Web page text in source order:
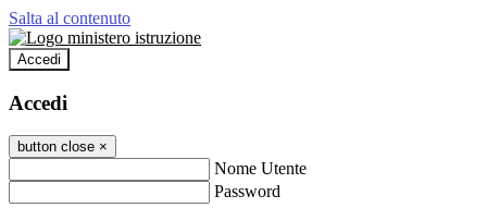
Salta al contenuto
Accedi
Accedi
button close ×
Nome Utente
Password